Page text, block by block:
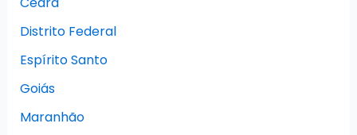
Distrito Federal
Espírito Santo
Goiás
Maranhão